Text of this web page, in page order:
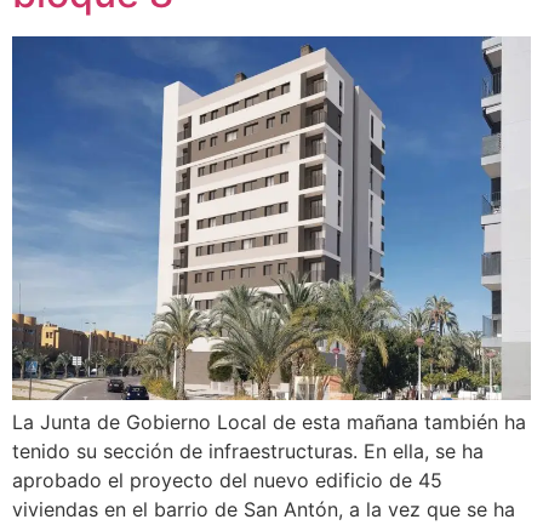
La Junta de Gobierno Local de esta mañana también ha
tenido su sección de infraestructuras. En ella, se ha
aprobado el proyecto del nuevo edificio de 45
viviendas en el barrio de San Antón, a la vez que se ha